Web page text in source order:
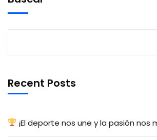
Recent Posts
¡El deporte nos une y la pasión nos